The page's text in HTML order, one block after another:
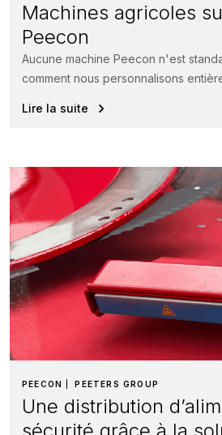
Machines agricoles
Peecon
Aucune machine Peecon n'est
comment nous personnalisons
systèmes...
Lire la suite
PEECON PEETERS GROUP
Une distribution